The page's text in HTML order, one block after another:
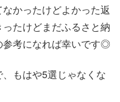
かったけどよかった返
たけどまだふるさと納
参考になれば幸いです◎
もはや5選じゃなくな